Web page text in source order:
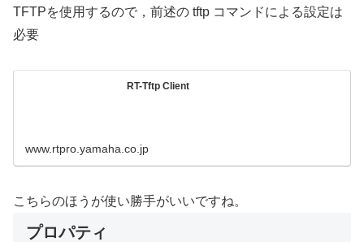
TFTPを使用するので，前述の tftp コマンドによる設定は
必要
RT-Tftp Client
www.rtpro.yamaha.co.jp
こちらのほうが使い勝手がいいですね。
プロパティ